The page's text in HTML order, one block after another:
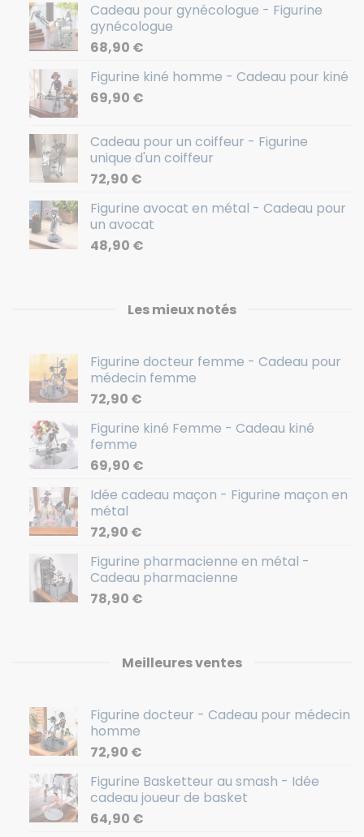
Cadeau pour gynécologue - Figurine
gynécologue
68,90 €
Figurine kiné homme - Cadeau pour kiné
69,90 €
Cadeau pour un coiffeur - Figurine
unique d'un coiffeur
72,90 €
Figurine avocat en métal - Cadeau pour
un avocat
48,90 €
Les mieux notés
Figurine docteur femme - Cadeau pour
médecin femme
72,90 €
Figurine kiné Femme - Cadeau kiné
femme
69,90 €
Idée cadeau maçon - Figurine maçon en
métal
72,90 €
Figurine pharmacienne en métal -
Cadeau pharmacienne
78,90 €
Meilleures ventes
Figurine docteur - Cadeau pour médecin
homme
72,90 €
Figurine Basketteur au smash - Idée
cadeau joueur de basket
64,90 €